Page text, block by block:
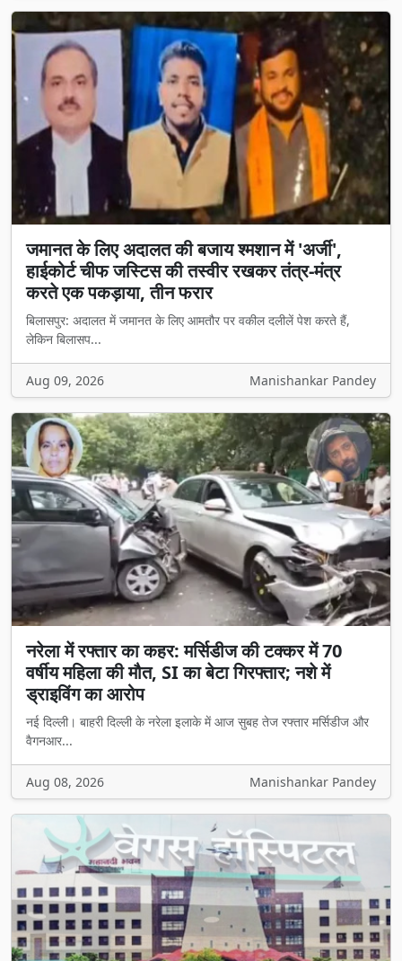
जमानत के लिए अदालत की बजाय श्मशान में 'अर्जी',
हाईकोर्ट चीफ जस्टिस की तस्वीर रखकर तंत्र-मंत्र
करते एक पकड़ाया, तीन फरार
बिलासपुर: अदालत में जमानत के लिए आमतौर पर वकील दलीलें पेश करते हैं,
लेकिन बिलासप...
Aug 09, 2026 Manishankar Pandey
नरेला में रफ्तार का कहर: मर्सिडीज की टक्कर में 70
वर्षीय महिला की मौत, SI का बेटा गिरफ्तार; नशे में
ड्राइविंग का आरोप
नई दिल्ली। बाहरी दिल्ली के नरेला इलाके में आज सुबह तेज रफ्तार मर्सिडीज और
वैगनआर...
Aug 08, 2026 Manishankar Pandey